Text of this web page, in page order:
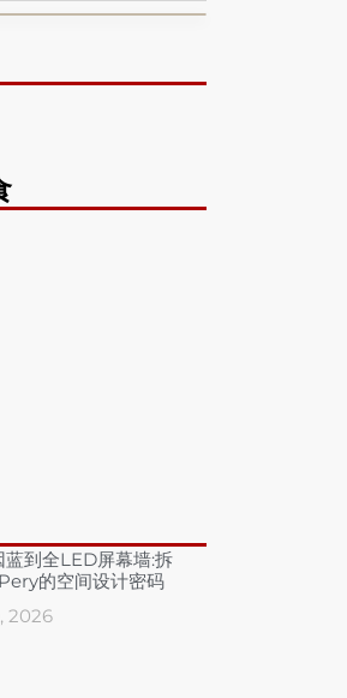
蓝到全LED屏幕墙:拆
的空间设计密码
2026